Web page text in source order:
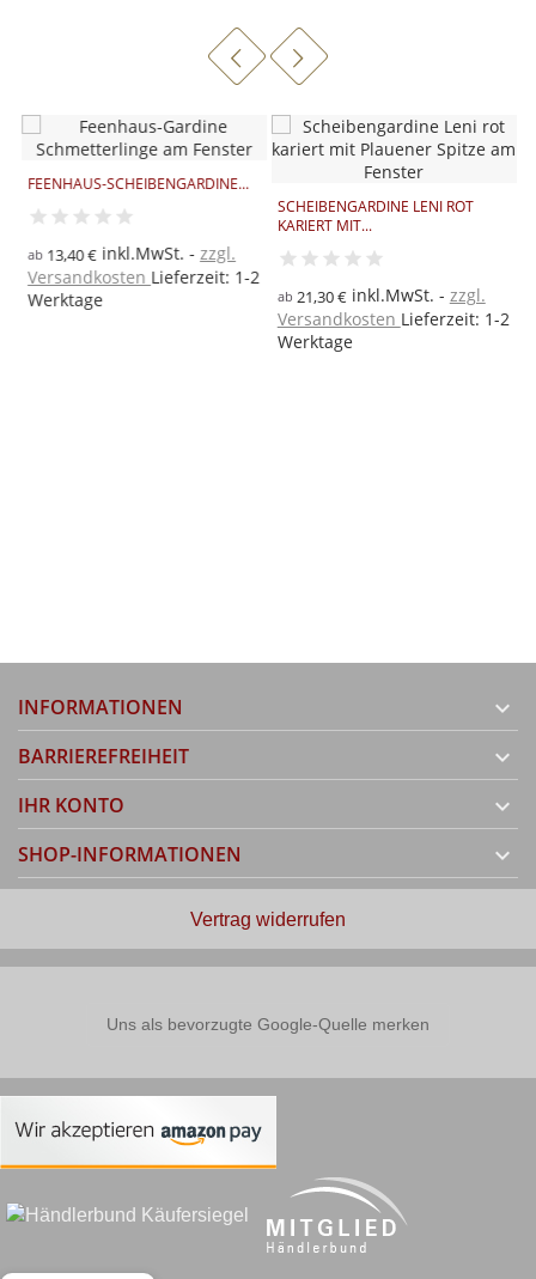
FEENHAUS-SCHEIBENGARDINE...
ab 13,40 €inkl.MwSt.
zzgl.
Versandkosten Lieferzeit: 1-2
Werktage
SCHEIBENGARDINE LENI ROT
KARIERT MIT...
ab 21,30 €inkl.MwSt.
zzgl.
Versandkosten Lieferzeit: 1-2
Werktage
INFORMATIONEN 
BARRIEREFREIHEIT 
IHR KONTO 
SHOP-INFORMATIONEN 
Vertrag widerrufen
Uns als bevorzugte Google-Quelle merken